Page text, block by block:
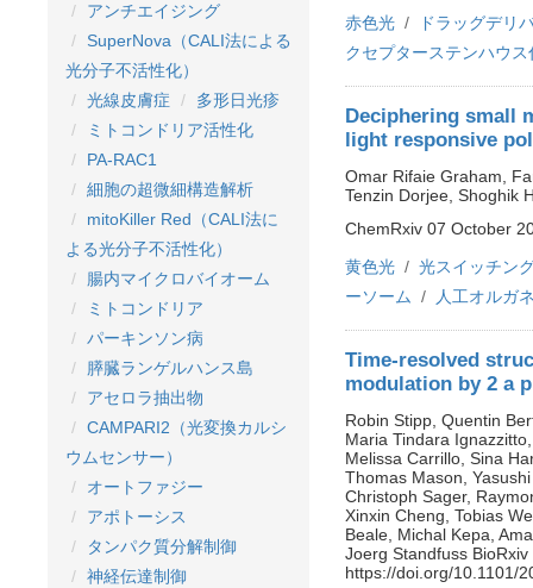
アンチエイジング
SuperNova（CALI法による
光分子不活性化）
光線皮膚症
多形日光疹
ミトコンドリア活性化
PA-RAC1
細胞の超微細構造解析
mitoKiller Red（CALI法に
よる光分子不活性化）
腸内マイクロバイオーム
ミトコンドリア
パーキンソン病
膵臓ランゲルハンス島
アセロラ抽出物
CAMPARI2（光変換カルシ
ウムセンサー）
オートファジー
アポトーシス
タンパク質分解制御
神経伝達制御
赤色光
ドラッグデリ
クセプターステンハウス
Deciphering small
light responsive
Omar Rifaie Graham,
Tenzin Dorjee, Shoghik
ChemRxiv 07 October
黄色光
光スイッチン
ーソーム
人工オルガ
Time-resolved
modulation by 2 a
Robin Stipp, Quentin
Maria Tindara
Melissa Carrillo, Sina
Thomas Mason,
Christoph Sager,
Xinxin Cheng, Tobias
Beale, Michal Kepa,
Joerg Standfuss
https://doi.org/10.1101/